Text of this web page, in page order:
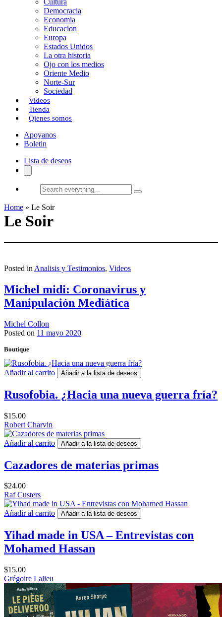
Cultura
Democracia
Economia
Educacion
Europa
Estados Unidos
La otra historia
Ojo con los medios
Oriente Medio
Norte-Sur
Sociedad
Videos
Tienda
Qienes somos
Apoyanos
Boletin
Lista de deseos
Search
everything...
Home » Le Soir
Le Soir
Posted in Analisis y Testimonios, Videos
Michel midi: Coronavirus y
Manipulación Mediática
Michel Collon
Posted on 11 mayo 2020
Boutique
Añadir al carrito Añadir a la lista de deseos
Rusofobia. ¿Hacia una nueva guerra fría?
$15.00
Robert Charvin
Añadir al carrito Añadir a la lista de deseos
Cazadores de materias primas
$24.00
Raf Custers
Añadir al carrito Añadir a la lista de deseos
Yihad made in USA – Entrevistas con
Mohamed Hassan
$15.00
Grégoire Lalieu